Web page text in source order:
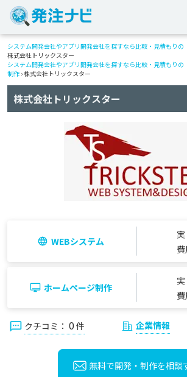
システム開発会社やアプリ開発会社を探すなら比較・見積もりの
株式会社トリックスター
システム開発会社やアプリ開発会社を探すなら比較・見積もりの
制作 › 株式会社トリックスター
株式会社トリックスター
WEBシステム
費
ホームページ制作
費
クチコミ： 0 件 企業情報
無料で開発・制作を相談